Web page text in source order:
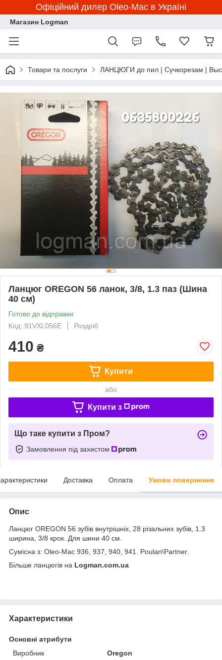
Офіційний дилер Oleo-Mac в Україні
Магазин Logman
Товари та послуги ЛАНЦЮГИ до пил | Сучкорезам |
Ланцюг OREGON 56 ланок, 3/8, 1.3 паз (Шина
40 см)
Готово до відправки
Код: 91VXL056E
Роздріб
410 ₴
Купити
або
Купити з
Що таке купити з Пром?
Замовлення під захистом
Доставка Оплата Умови повернення
Опис
Ланцюг OREGON 56 зубів внутрішніх, 28 різальних зубів, 1.3
ширина, 3/8 крок. Для шини 40 см.
Сумісна з: Oleo-Mac 936, 937, 940, 941. Poulan\Partner.
Більше ланцюгів на Logman.com.ua
Характеристики
Основні атрибути
Виробник
Oregon